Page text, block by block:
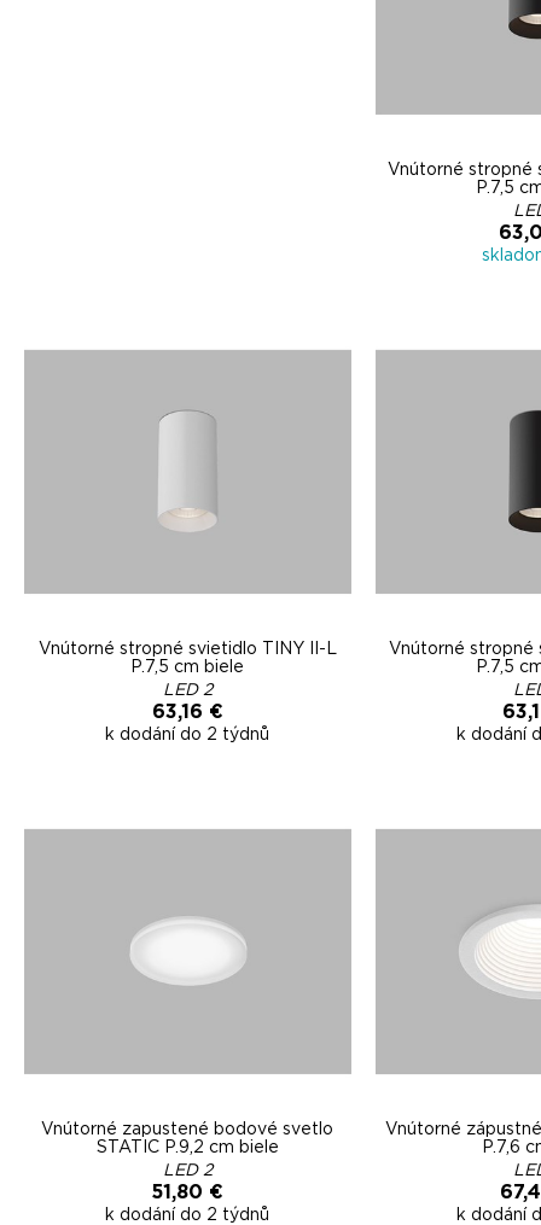
Vnútorné stropné
P.7,5
Vnútorné stropné svietidlo TINY II-L
P.7,5 cm biele
LED 2
63,16 €
k dodání do 2 týdnů
Vnútorné stropné
P.7,5
k dodání
Vnútorné zapustené bodové svetlo
STATIC P.9,2 cm biele
LED 2
51,80 €
k dodání do 2 týdnů
Vnútorné
P.7,6
k dodání